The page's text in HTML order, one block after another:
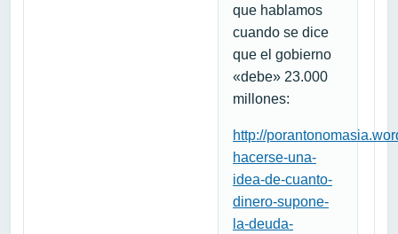
que hablamos
cuando se dice
que el gobierno
«debe» 23.000
millones:
http://
hacerse-una-
idea-de-cuanto-
dinero-supone-
la-deuda-